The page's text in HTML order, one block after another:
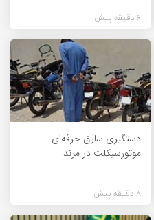
6 دقیقه پیش
دستگیری سارق حرفه‌ای
موتورسیکلت در مرند
8 دقیقه پیش